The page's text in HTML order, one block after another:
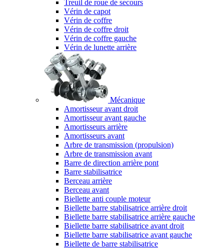
Treuil de roue de secours
Vérin de capot
Vérin de coffre
Vérin de coffre droit
Vérin de coffre gauche
Vérin de lunette arrière
Mécanique
Amortisseur avant droit
Amortisseur avant gauche
Amortisseurs arrière
Amortisseurs avant
Arbre de transmission (propulsion)
Arbre de transmission avant
Barre de direction arrière pont
Barre stabilisatrice
Berceau arrière
Berceau avant
Biellette anti couple moteur
Biellette barre stabilisatrice arrière droit
Biellette barre stabilisatrice arrière gauche
Biellette barre stabilisatrice avant droit
Biellette barre stabilisatrice avant gauche
Biellette de barre stabilisatrice